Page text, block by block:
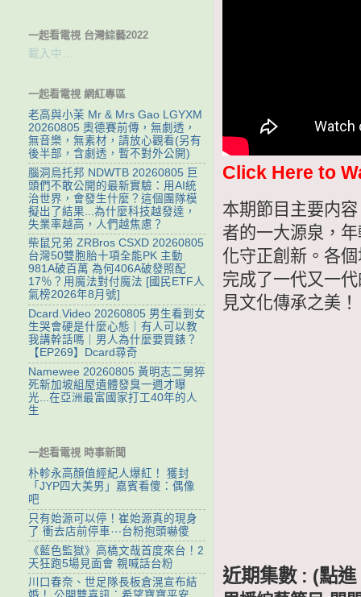
Click Here to
本期節目主要内
者的一大源泉，
化守正創新。各
完成了一代又一
見文化傳承之美！
近期集數 : (點
一起看電視 台灣綜藝2022
載入中…
一起看電視 網紅專區
老高與小茉 Mr & Mrs Gao LGYXM
20260805 奧德賽前傳，無劇透，
無音樂，無素材，請放心觀看(另有
後半部，含劇透，暫不對外公開)
腦洞烏托邦 NDWTB 20260805 巨
頭們不敢公開的最新實驗：用AI統
治世界，會發生什麼？這個團隊模
擬出了結果...為什麼科技越發達，
失業率越高，人們越焦慮？
柴鼠兄弟 ZRBros CSXD 20260805
台灣50雙胞胎十項全能PK 主動
981A破百萬 為何406A破發照配
17％？用魔法對付魔法 [國民ETF人
氣榜2026年8月號]
Dcard.Video 20260805 男生看到女
生哭會硬是什麼心態｜有人可以教
我講幹話嗎｜男人為什麼要買錶？
【EP269】Dcard尋奇
Namewee 20260805 黃明志二舅猝
死新加坡組屋遺體發臭一週才曝
光...在亞洲最富國家打工40年的人
生
一起看電視 時事新聞
朴軫永高顏值經紀人爆紅！ 獲封
「JYP四大美男」嘉賓看傻：偶像
吧
只有始源可以停！崔始源真的現身
了 衝去店前停車⋯台粉抱頭嚇傻
《藍色監獄》高橋文哉首度來台！2
天狂跑5場見面會 親喊話台粉
川口春奈、世足隊長板倉滉宣布結